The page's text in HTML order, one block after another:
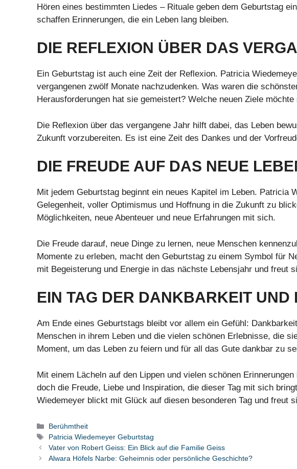
Hören eines bestimmten Liedes – Rituale geben dem Geburtstag
schaffen Erinnerungen, die ein Leben lang bleiben.
DIE REFLEXION ÜBER DAS
Ein Geburtstag ist auch eine Zeit der Reflexion. Patricia
vergangenen zwölf Monate nachzudenken. Was waren die
Herausforderungen hat sie gemeistert? Welche neuen Ziele
Die Reflexion über das vergangene Jahr hilft dabei, das Leben
Zukunft vorzubereiten. Es ist eine Zeit des Dankes und der
DIE FREUDE AUF DAS NEUE
Mit jedem Geburtstag beginnt ein neues Kapitel im Leben. Patricia
Gelegenheit, voller Optimismus und Hoffnung in die Zukunft zu
Möglichkeiten, neue Abenteuer und neue Erfahrungen mit sich.
Die Freude darauf, neue Dinge zu lernen, neue Menschen
Momente zu erleben, macht den Geburtstag zu einem Symbol für
mit Begeisterung und Energie in das nächste Lebensjahr und freut
EIN TAG DER DANKBARKEIT UND
Am Ende eines Geburtstags bleibt vor allem ein Gefühl:
Menschen in ihrem Leben und die vielen schönen Erlebnisse, die
Moment, um das Leben zu feiern und für all das Gute dankbar zu
Mit einem Lächeln auf den Lippen und vielen schönen
doch die Freude, Liebe und Inspiration, die dieser Tag mit sich
Wiedemeyer blickt mit Glück auf diesen besonderen Tag und freut
Categories
Berühmtheit
Tags
Patricia Wiedemeyer Geburtstag
Vater von Robert Geiss: Ein Blick auf die Familie Geiss
Alwara Höfels Narbe: Geheimnis oder persönliche Geschichte?